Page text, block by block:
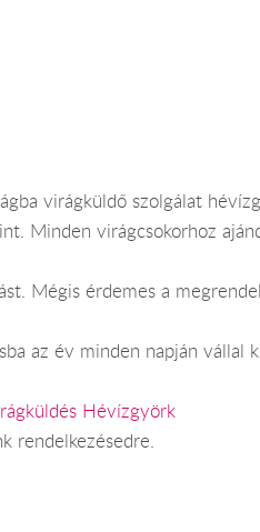
virágküldő szolgálat
Minden virágcsokorhoz
Mégis érdemes a
az év minden napján vállal
Hévízgyörk
rendelkezésedre.